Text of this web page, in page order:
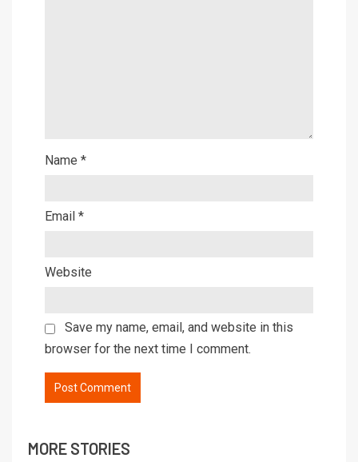
Name *
Email *
Website
Save my name, email, and website in this
browser for the next time I comment.
MORE STORIES